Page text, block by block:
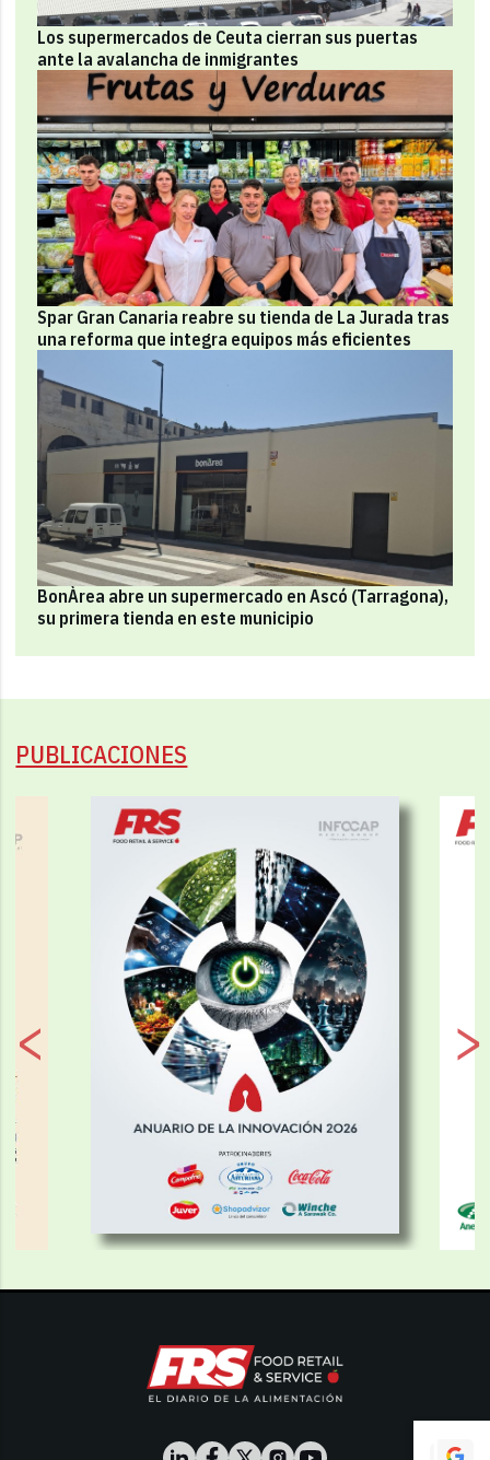
Los supermercados de Ceuta cierran sus puertas
ante la avalancha de inmigrantes
Spar Gran Canaria reabre su tienda de La Jurada tras
una reforma que integra equipos más eficientes
BonÀrea abre un supermercado en Ascó (Tarragona),
su primera tienda en este municipio
PUBLICACIONES